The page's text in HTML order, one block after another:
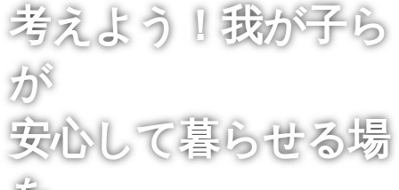
考えよう！我が子ら
が
安心して暮らせる場